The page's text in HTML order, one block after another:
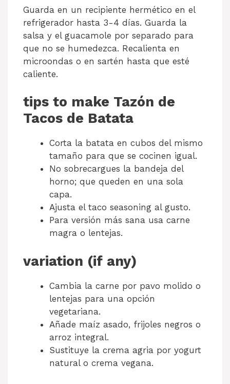
Guarda en un recipiente hermético en el
refrigerador hasta 3-4 días. Guarda la
salsa y el guacamole por separado para
que no se humedezca. Recalienta en
microondas o en sartén hasta que esté
caliente.
tips to make Tazón de
Tacos de Batata
Corta la batata en cubos del mismo
tamaño para que se cocinen igual.
No sobrecargues la bandeja del
horno; que queden en una sola
capa.
Ajusta el taco seasoning al gusto.
Para versión más sana usa carne
magra o lentejas.
variation (if any)
Cambia la carne por pavo molido o
lentejas para una opción
vegetariana.
Añade maíz asado, frijoles negros o
arroz integral.
Sustituye la crema agria por yogurt
natural o crema vegana.